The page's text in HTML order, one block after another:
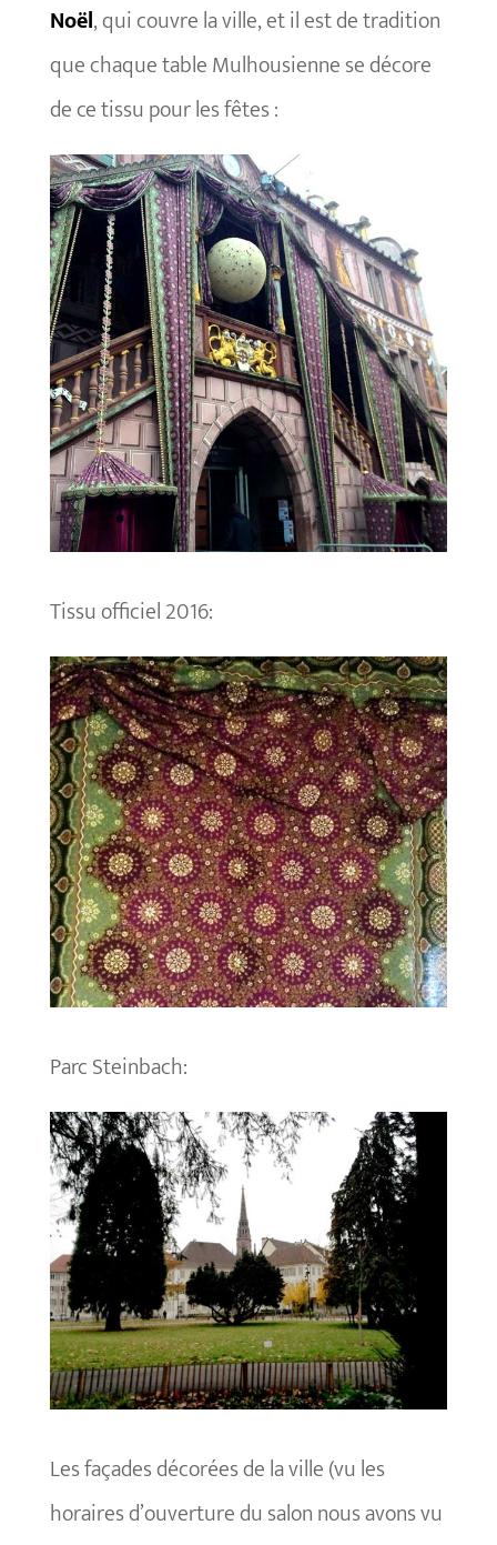
Noël, qui couvre la ville, et il est de tradition
que chaque table Mulhousienne se décore
de ce tissu pour les fêtes :
Tissu officiel 2016:
Parc Steinbach:
Les façades décorées de la ville (vu les
horaires d’ouverture du salon nous avons vu